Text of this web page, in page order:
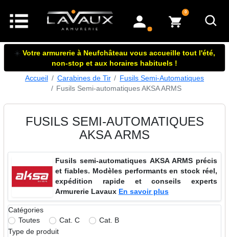
mon compte
0articles dans le panier
☀️ Votre armurerie à Neufchâteau vous accueille tout l'été,
non-stop et aux horaires habituels !
Accueil
Carabines de Tir
Fusils Semi-Automatiques
Fusils Semi-automatiques AKSA ARMS
FUSILS SEMI-AUTOMATIQUES
AKSA ARMS
Fusils semi-automatiques AKSA ARMS précis
et fiables. Modèles performants en stock réel,
expédition rapide et conseils experts
Armurerie Lavaux En savoir plus
Catégories
Toutes
Cat. C
Cat. B
Type de produit